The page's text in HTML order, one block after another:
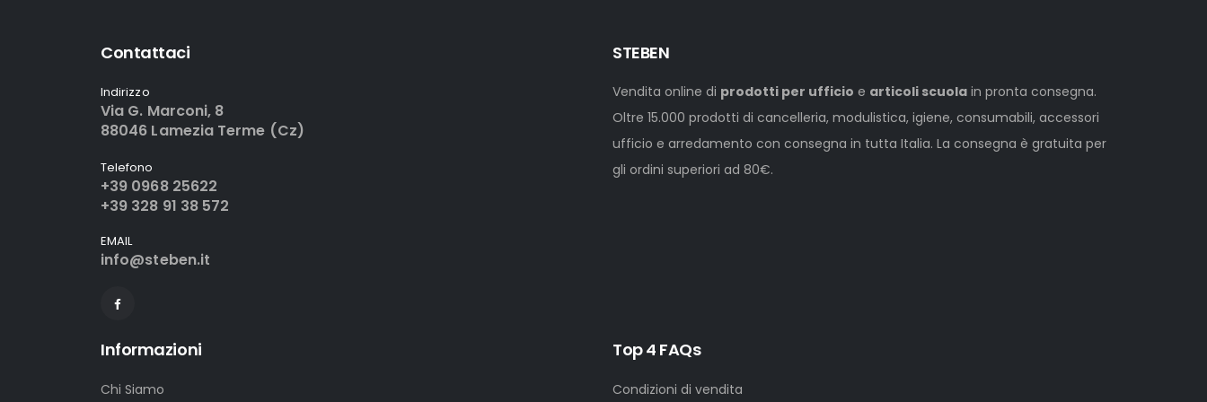
Contattaci
Indirizzo
Via G. Marconi, 8
88046 Lamezia Terme (Cz)
Telefono
+39 0968 25622
+39 328 91 38 572
EMAIL
info@steben.it
STEBEN
Vendita online di prodotti per ufficio e articoli scuola in pronta consegna.
Oltre 15.000 prodotti di cancelleria, modulistica, igiene, consumabili, accessori
ufficio e arredamento con consegna in tutta Italia. La consegna è gratuita per
gli ordini superiori ad 80€.
Informazioni
Chi Siamo
Top 4 FAQs
Condizioni di vendita